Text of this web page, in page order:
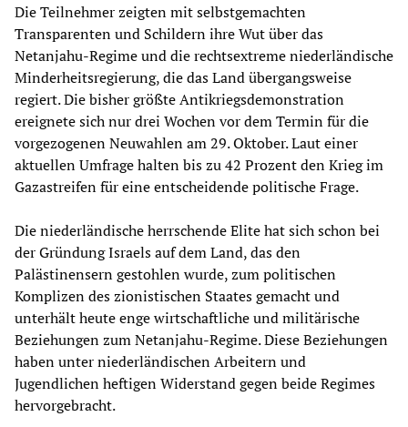
Die Teilnehmer zeigten mit selbstgemachten
Transparenten und Schildern ihre Wut über das
Netanjahu-Regime und die rechtsextreme niederländische
Minderheitsregierung, die das Land übergangsweise
regiert. Die bisher größte Antikriegsdemonstration
ereignete sich nur drei Wochen vor dem Termin für die
vorgezogenen Neuwahlen am 29. Oktober. Laut einer
aktuellen Umfrage halten bis zu 42 Prozent den Krieg im
Gazastreifen für eine entscheidende politische Frage.
Die niederländische herrschende Elite hat sich schon bei
der Gründung Israels auf dem Land, das den
Palästinensern gestohlen wurde, zum politischen
Komplizen des zionistischen Staates gemacht und
unterhält heute enge wirtschaftliche und militärische
Beziehungen zum Netanjahu-Regime. Diese Beziehungen
haben unter niederländischen Arbeitern und
Jugendlichen heftigen Widerstand gegen beide Regimes
hervorgebracht.